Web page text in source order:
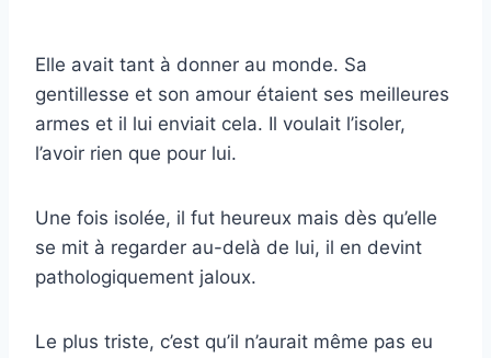
Elle avait tant à donner au monde. Sa
gentillesse et son amour étaient ses meilleures
armes et il lui enviait cela. Il voulait l’isoler,
l’avoir rien que pour lui.
Une fois isolée, il fut heureux mais dès qu’elle
se mit à regarder au-delà de lui, il en devint
pathologiquement jaloux.
Le plus triste, c’est qu’il n’aurait même pas eu